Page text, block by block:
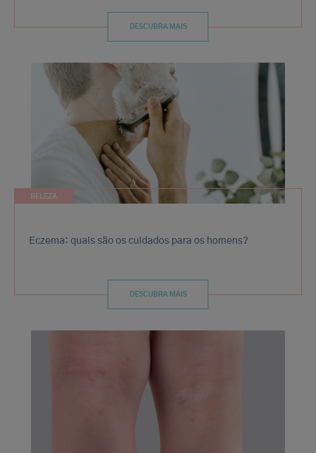
DESCUBRA MAIS
BELEZA
Eczema: quais são os cuidados para os homens?
DESCUBRA MAIS